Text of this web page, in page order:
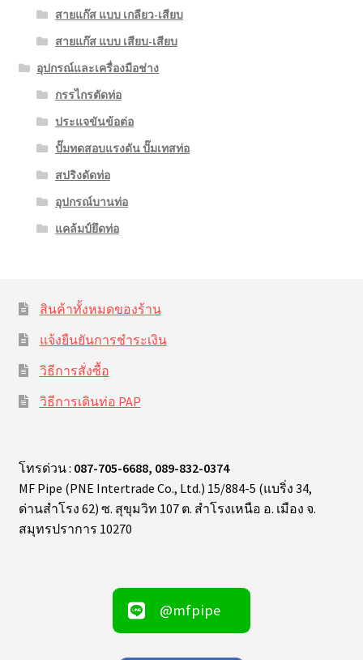
สายแก๊ส แบบ เกลียว-เสียบ
สายแก๊ส แบบ เสียบ-เสียบ
อุปกรณ์และเครื่องมือช่าง
กรรไกรตัดท่อ
ประแจขันข้อต่อ
ปั๊มทดสอบแรงดัน ปั๊มเทสท่อ
สปริงดัดท่อ
อุปกรณ์บานท่อ
แคล้มป์ยึดท่อ
สินค้าทั้งหมดของร้าน
แจ้งยืนยันการชำระเงิน
วิธีการสั่งซื้อ
วิธีการเดินท่อ PAP
โทรด่วน : 087-705-6688, 089-832-0374
MF Pipe (PNE Intertrade Co., Ltd.) 15/884-5 (แบริ่ง 34,
ด่านสำโรง 62) ซ. สุขุมวิท 107 ต. สำโรงเหนือ อ. เมือง จ.
สมุทรปราการ 10270
@mfpipe